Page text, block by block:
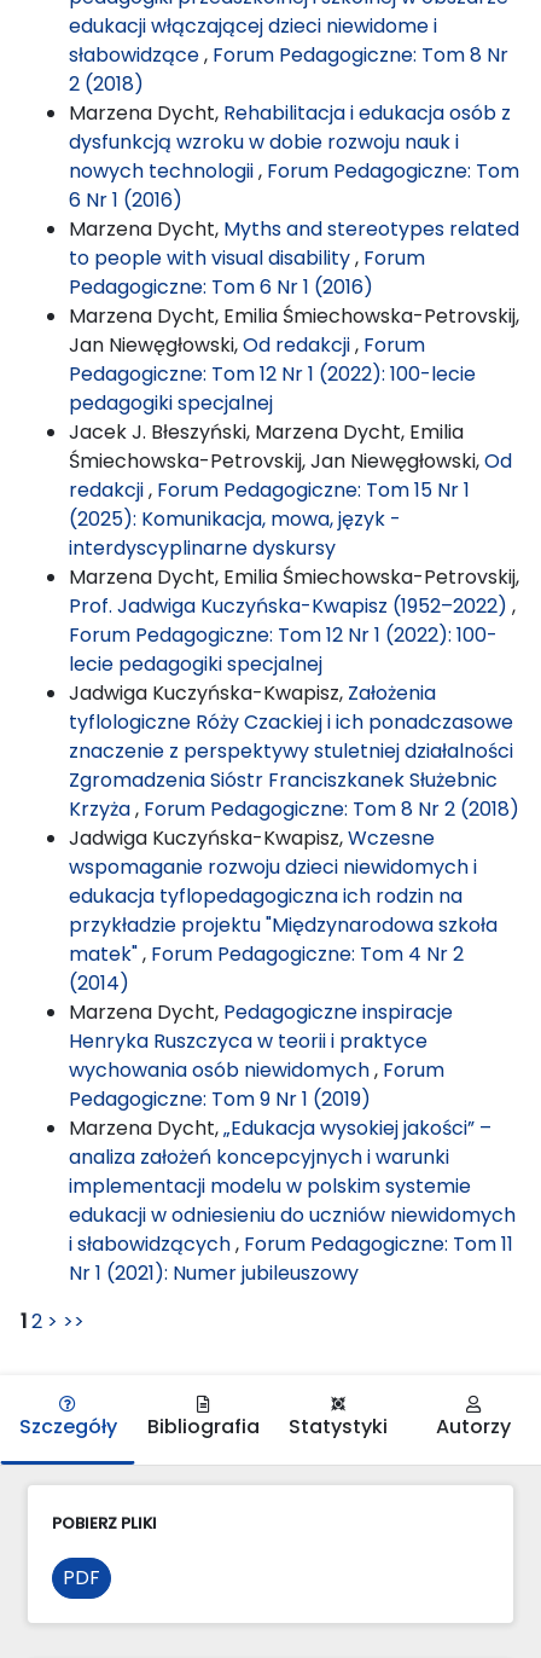
edukacji włączającej dzieci niewidome i
słabowidzące, Forum Pedagogiczne: Tom 8 Nr
2 (2018)
Marzena Dycht, Rehabilitacja i edukacja osób z
dysfunkcją wzroku w dobie rozwoju nauk i
nowych technologii, Forum Pedagogiczne: Tom
6 Nr 1 (2016)
Marzena Dycht, Myths and stereotypes related
to people with visual disability, Forum
Pedagogiczne: Tom 6 Nr 1 (2016)
Marzena Dycht, Emilia Śmiechowska-Petrovskij,
Jan Niewęgłowski,Od redakcji, Forum
Pedagogiczne: Tom 12 Nr 1 (2022): 100-lecie
pedagogiki specjalnej
Jacek J. Błeszyński, Marzena Dycht, Emilia
Śmiechowska-Petrovskij, Jan Niewęgłowski,Od
redakcji, Forum Pedagogiczne: Tom 15 Nr 1
(2025): Komunikacja, mowa, język -
interdyscyplinarne dyskursy
Marzena Dycht, Emilia Śmiechowska-Petrovskij,
Prof. Jadwiga Kuczyńska-Kwapisz (1952–2022) ,
Forum Pedagogiczne: Tom 12 Nr 1 (2022): 100-
lecie pedagogiki specjalnej
Jadwiga Kuczyńska-Kwapisz, Założenia
tyflologiczne Róży Czackiej i ich ponadczasowe
znaczenie z perspektywy stuletniej działalności
Zgromadzenia Sióstr Franciszkanek Służebnic
Krzyża, Forum Pedagogiczne: Tom 8 Nr 2 (2018)
Jadwiga Kuczyńska-Kwapisz,Wczesne
wspomaganie rozwoju dzieci niewidomych i
edukacja tyflopedagogiczna ich rodzin na
przykładzie projektu "Międzynarodowa szkoła
matek", Forum Pedagogiczne: Tom 4 Nr 2
(2014)
Marzena Dycht, Pedagogiczne inspiracje
Henryka Ruszczyca w teorii i praktyce
wychowania osób niewidomych, Forum
Pedagogiczne: Tom 9 Nr 1 (2019)
Marzena Dycht,„Edukacja wysokiej jakości” –
analiza założeń koncepcyjnych i warunki
implementacji modelu w polskim systemie
edukacji w odniesieniu do uczniów niewidomych
i słabowidzących, Forum Pedagogiczne: Tom 11
Nr 1 (2021): Numer jubileuszowy
12 > >>
Szczegóły Bibliografia Statystyki Autorzy
POBIERZ PLIKI
PDF